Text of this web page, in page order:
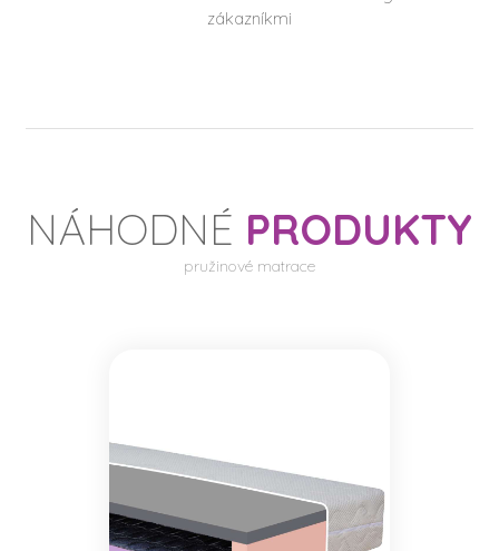
zákazníkmi
NÁHODNÉ PRODUKTY
pružinové matrace